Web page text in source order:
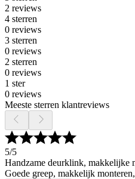
2 reviews
4 sterren
0 reviews
3 sterren
0 reviews
2 sterren
0 reviews
1 ster
0 reviews
Meeste sterren klantreviews
5/5
Handzame deurklink, makkelijke
Goede greep, makkelijk